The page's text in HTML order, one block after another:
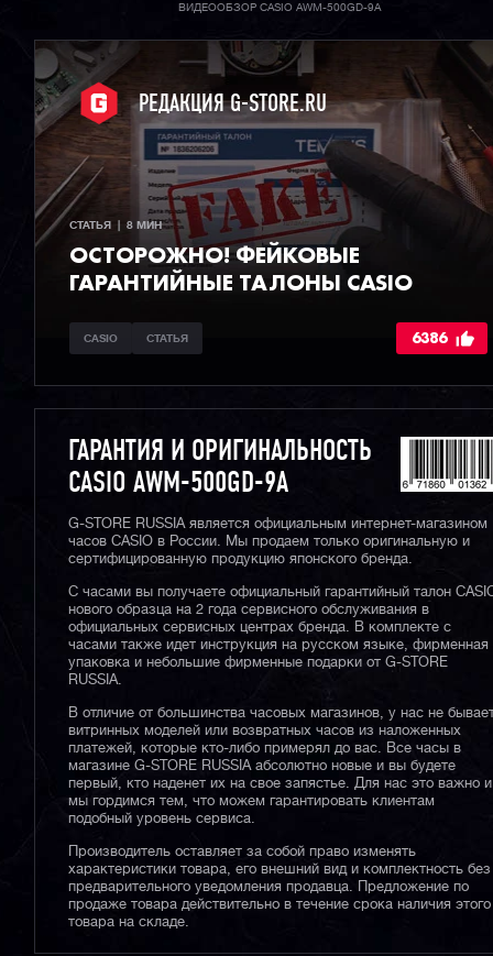
ВИДЕООБЗОР CASIO AWM-500GD-9A
РЕДАКЦИЯ G-STORE.RU
СТАТЬЯ  |  8 МИН
ОСТОРОЖНО! ФЕЙКОВЫЕ
ГАРАНТИЙНЫЕ ТАЛОНЫ CASIO
CASIO СТАТЬЯ 6386
ГАРАНТИЯ И ОРИГИНАЛЬНОСТЬ
CASIO AWM-500GD-9A
G-STORE RUSSIA является официальным интернет-магазином
часов CASIO в России. Мы продаем только оригинальную и
сертифицированную продукцию японского бренда.
С часами вы получаете официальный гарантийный талон
нового образца на 2 года сервисного обслуживания в
официальных сервисных центрах бренда. В комплекте с
часами также идет инструкция на русском языке, фирменная
упаковка и небольшие фирменные подарки от G-STORE
RUSSIA.
В отличие от большинства часовых магазинов, у нас не
витринных моделей или возвратных часов из наложенных
платежей, которые кто-либо примерял до вас. Все часы в
магазине G-STORE RUSSIA абсолютно новые и вы будете
первый, кто наденет их на свое запястье. Для нас это важно и
мы гордимся тем, что можем гарантировать клиентам
подобный уровень сервиса.
Производитель оставляет за собой право изменять
характеристики товара, его внешний вид и комплектность без
предварительного уведомления продавца. Предложение по
продаже товара действительно в течение срока наличия этого
товара на складе.